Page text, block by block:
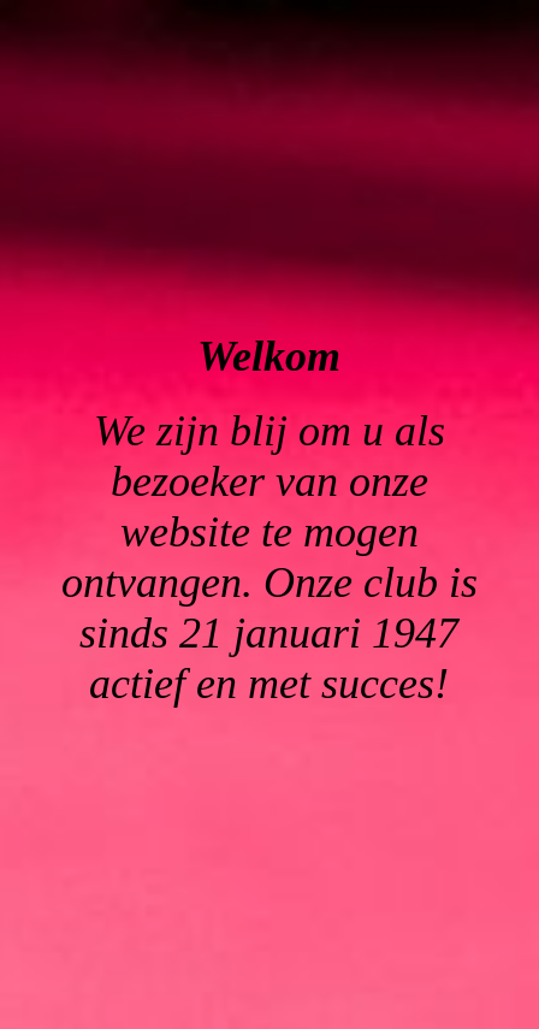
Welkom
We zijn blij om u als
bezoeker van onze
website te mogen
ontvangen. Onze club is
sinds 21 januari 1947
actief en met succes!